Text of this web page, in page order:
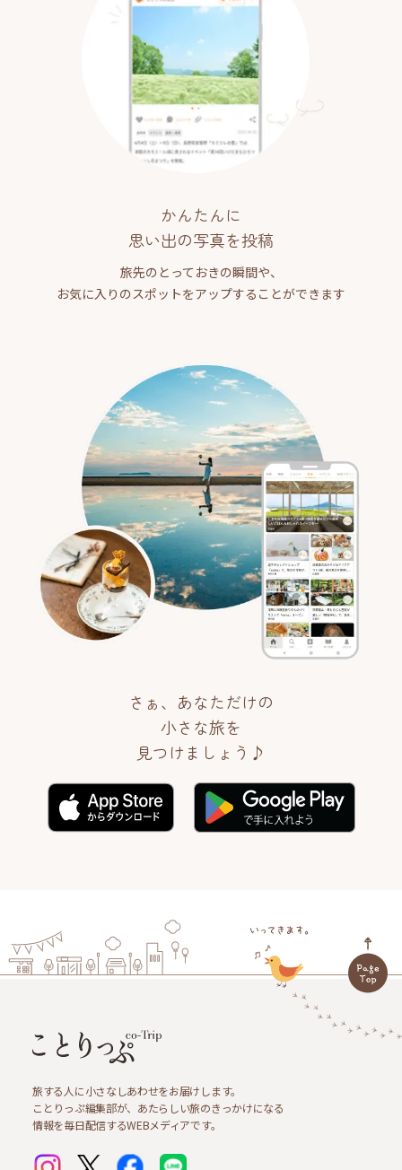
かんたんに
思い出の写真を投稿
旅先のとっておきの瞬間や、
お気に入りのスポットをアップすることができます
さぁ、あなただけの
小さな旅を
見つけましょう♪
旅する人に小さなしあわせをお届けします。
ことりっぷ編集部が、あたらしい旅のきっかけになる
情報を毎日配信するWEBメディアです。